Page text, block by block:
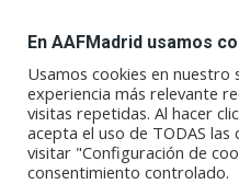
Los trenes
amigos
En AAFMadrid usamos
Usamos cookies en
experiencia más relevante
visitas repetidas. Al hacer
acepta el uso de TODAS
visitar "Configuración de
consentimiento controlado.